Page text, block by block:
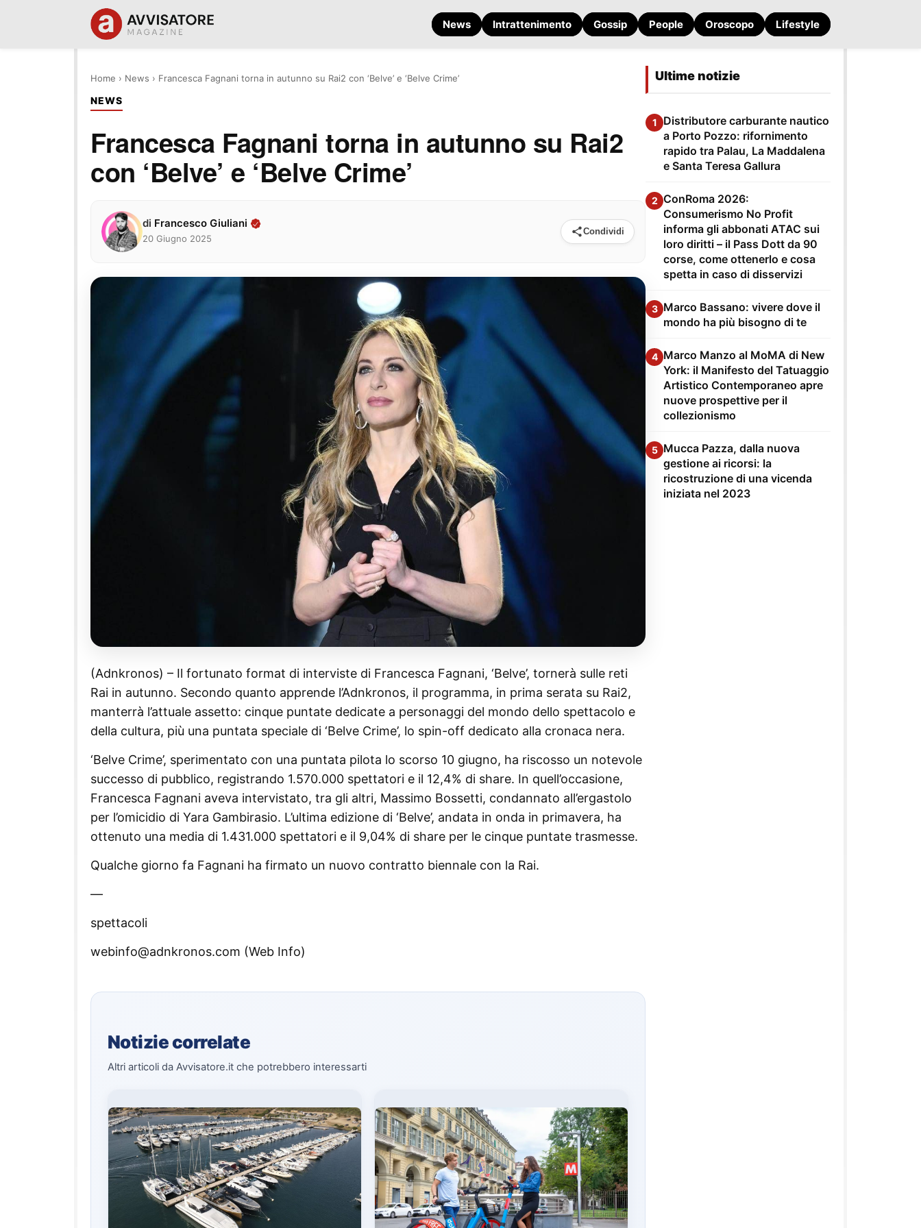
News Intrattenimento Gossip People Oroscopo Lifestyle
Home › News › Francesca Fagnani torna in autunno su Rai2 con ‘Belve’ e ‘Belve Crime’
NEWS
Francesca Fagnani torna in autunno su Rai2
con ‘Belve’ e ‘Belve Crime’
di Francesco Giuliani
20 Giugno 2025
Condividi
(Adnkronos) – Il fortunato format di interviste di Francesca Fagnani, ‘Belve’, tornerà sulle reti
Rai in autunno. Secondo quanto apprende l’Adnkronos, il programma, in prima serata su Rai2,
manterrà l’attuale assetto: cinque puntate dedicate a personaggi del mondo dello spettacolo e
della cultura, più una puntata speciale di ‘Belve Crime’, lo spin-off dedicato alla cronaca nera.
‘Belve Crime’, sperimentato con una puntata pilota lo scorso 10 giugno, ha riscosso un notevole
successo di pubblico, registrando 1.570.000 spettatori e il 12,4% di share. In quell’occasione,
Francesca Fagnani aveva intervistato, tra gli altri, Massimo Bossetti, condannato all’ergastolo
per l’omicidio di Yara Gambirasio. L’ultima edizione di ‘Belve’, andata in onda in primavera, ha
ottenuto una media di 1.431.000 spettatori e il 9,04% di share per le cinque puntate trasmesse.
Qualche giorno fa Fagnani ha firmato un nuovo contratto biennale con la Rai.
—
spettacoli
webinfo@adnkronos.com (Web Info)
Notizie correlate
Altri articoli da Avvisatore.it che potrebbero interessarti
Ultime notizie
1
Distributore carburante nautico
a Porto Pozzo: rifornimento
rapido tra Palau, La Maddalena
e Santa Teresa Gallura
2 ConRoma 2026:
Consumerismo No Profit
informa gli abbonati ATAC sui
loro diritti – il Pass Dott da 90
corse, come ottenerlo e cosa
spetta in caso di disservizi
3 Marco Bassano: vivere dove il
mondo ha più bisogno di te
4 Marco Manzo al MoMA di New
York: il Manifesto del Tatuaggio
Artistico Contemporaneo apre
nuove prospettive per il
collezionismo
5 Mucca Pazza, dalla nuova
gestione ai ricorsi: la
ricostruzione di una vicenda
iniziata nel 2023